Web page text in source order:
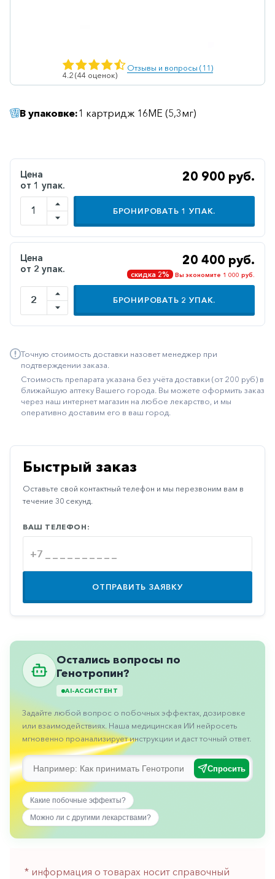
Гематологические
Гепатит
Гинекология
Дерматологические
Диабетические
кишечные
Иммунодепрессанты
Иммуностимуляторы
Климактерические
Минеральный
обмен
Наружные
средства
Остеопороз
Офтальмология
Паркинсон
Противовирусные
Противовоспалительные
Противоопухолевые
Противоэпилептические
Прочее
Пульмонология
Сердечные
Сосудистые
Тромбозы
Урология
Ухо-
Хирургия
4.2 (44 оценок)
Отзывы и вопросы (11)
В упаковке:1 картридж 16МЕ (5,3мг)
Цена
от 1 упак.
20 900 руб.
БРОНИРОВАТЬ 1 УПАК.
Цена
от 2 упак.
20 400 руб.
скидка 2% Вы экономите 1 000 руб.
БРОНИРОВАТЬ 2 УПАК.
Точную стоимость доставки назовет менеджер при
подтверждении заказа.
Стоимость препарата указана без учёта доставки (от 200 руб) в
ближайшую аптеку Вашего города. Вы можете оформить заказ
через наш интернет магазин на любое лекарство, и мы
оперативно доставим его в ваш город.
Быстрый заказ
Оставьте свой контактный телефон и мы перезвоним вам в
течение 30 секунд.
ВАШ ТЕЛЕФОН:
ОТПРАВИТЬ ЗАЯВКУ
Остались вопросы по
Генотропин?
AI-АССИСТЕНТ
Задайте любой вопрос о побочных эффектах, дозировке
или взаимодействиях. Наша медицинская ИИ нейросеть
мгновенно проанализирует инструкции и даст точный ответ.
Спросить
Какие побочные эффекты?
Можно ли с другими лекарствами?
* информация о товарах носит справочный